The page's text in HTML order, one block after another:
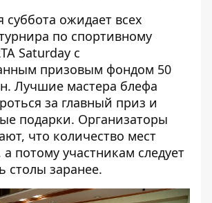
суббота ожидает всех
по спортивному
Saturday с
призовым фондом 50
Лучшие мастера блефа
за главный приз и
подарки. Организаторы
что количество мест
потому участникам следует
столы заранее.